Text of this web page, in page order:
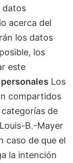
datos
acerca del
los datos
los
este
Los
compartidos
de
B.-Mayer
caso de que el
la intención